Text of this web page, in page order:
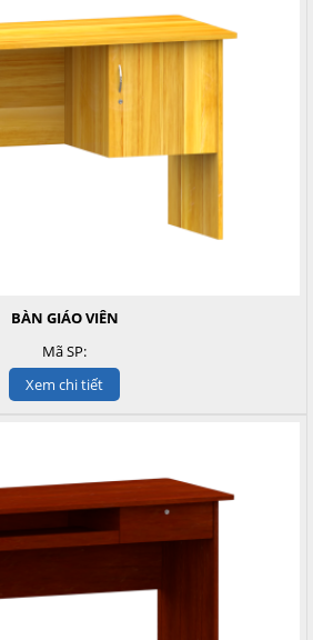
BÀN GIÁO VIÊN
Mã SP:
Xem chi tiết